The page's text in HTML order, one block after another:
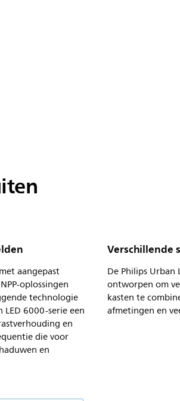
aangepast
oplossingen
technologie
6000-serie een
en
die voor
en
Verschillende
De Philips Urban
ontworpen om
kasten te
afmetingen en